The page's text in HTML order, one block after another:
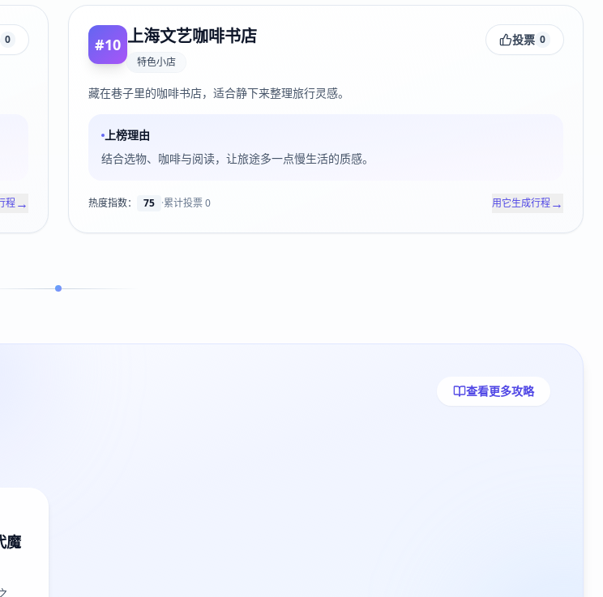
0
程→
#10 上海文艺咖啡书店
特色小店
投票 0
藏在巷子里的咖啡书店，适合静下来整理旅行灵感。
上榜理由
结合选物、咖啡与阅读，让旅途多一点慢生活的质感。
热度指数： 75 ·累计投票0 用它生成行程→
查看更多攻略
魔